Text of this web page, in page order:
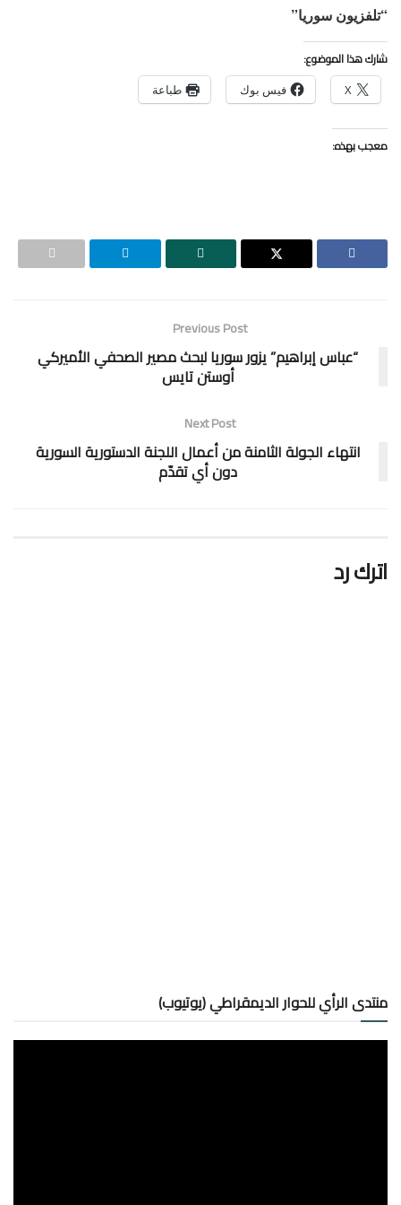
“تلفزيون سوريا”
شارك هذا الموضوع:
X فيس بوك طباعة
معجب بهذه:
Previous Post
“عباس إبراهيم” يزور سوريا لبحث مصير الصحفي الأميركي
أوستن تايس
Next Post
انتهاء الجولة الثامنة من أعمال اللجنة الدستورية السورية
دون أي تقدّم
اترك رد
منتدى الرأي للحوار الديمقراطي (يوتيوب)